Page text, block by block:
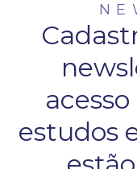
estudos